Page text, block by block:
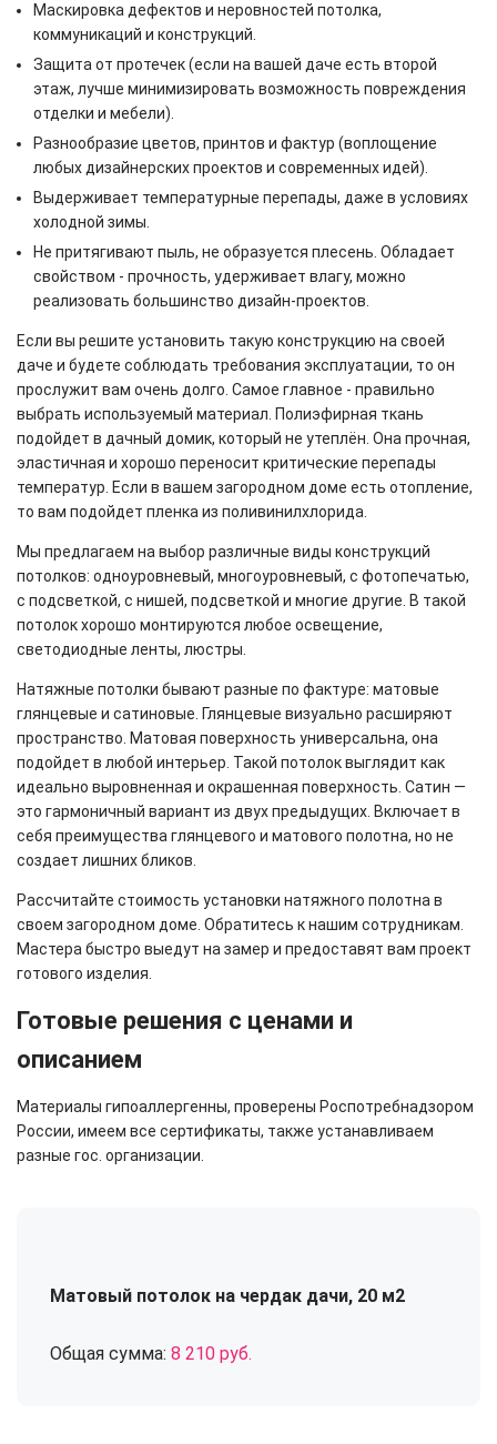
Маскировка дефектов и неровностей потолка,
коммуникаций и конструкций.
Защита от протечек (если на вашей даче есть второй
этаж, лучше минимизировать возможность повреждения
отделки и мебели).
Разнообразие цветов, принтов и фактур (воплощение
любых дизайнерских проектов и современных идей).
Выдерживает температурные перепады, даже в условиях
холодной зимы.
Не притягивают пыль, не образуется плесень. Обладает
свойством - прочность, удерживает влагу, можно
реализовать большинство дизайн-проектов.
Если вы решите установить такую конструкцию на своей
даче и будете соблюдать требования эксплуатации, то он
прослужит вам очень долго. Самое главное - правильно
выбрать используемый материал. Полиэфирная ткань
подойдет в дачный домик, который не утеплён. Она прочная,
эластичная и хорошо переносит критические перепады
температур. Если в вашем загородном доме есть отопление,
то вам подойдет пленка из поливинилхлорида.
Мы предлагаем на выбор различные виды конструкций
потолков: одноуровневый, многоуровневый, с фотопечатью,
с подсветкой, с нишей, подсветкой и многие другие. В такой
потолок хорошо монтируются любое освещение,
светодиодные ленты, люстры.
Натяжные потолки бывают разные по фактуре: матовые
глянцевые и сатиновые. Глянцевые визуально расширяют
пространство. Матовая поверхность универсальна, она
подойдет в любой интерьер. Такой потолок выглядит как
идеально выровненная и окрашенная поверхность. Сатин —
это гармоничный вариант из двух предыдущих. Включает в
себя преимущества глянцевого и матового полотна, но не
создает лишних бликов.
Рассчитайте стоимость установки натяжного полотна в
своем загородном доме. Обратитесь к нашим сотрудникам.
Мастера быстро выедут на замер и предоставят вам проект
готового изделия.
Готовые решения с ценами и
описанием
Материалы гипоаллергенны, проверены Роспотребнадзором
России, имеем все сертификаты, также устанавливаем
разные гос. организации.
Матовый потолок на чердак дачи, 20 м2
Общая сумма: 8 210 руб.